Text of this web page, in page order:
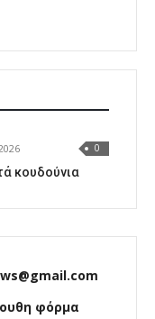
0
κουδούνια
φόρμα